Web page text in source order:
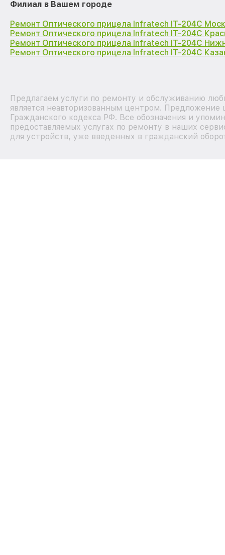
Филиал в Вашем городе
Ремонт Оптического прицела Infratech IT-204C
Ремонт Оптического прицела Infratech IT-204C
Ремонт Оптического прицела Infratech IT-204C
Ремонт Оптического прицела Infratech IT-204C
Предлагаем услуги по ремонту и обслуживанию
является неавторизованным центром.
Гражданского кодекса РФ. Все обозначения и
предоставляемых услугах по ремонту в наших
для устройств, уже введенных в гражданский